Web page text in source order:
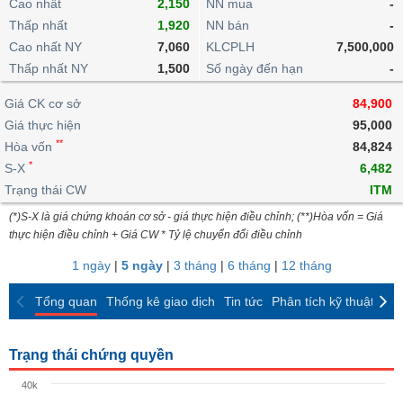
Giao
dịch
nội
bộ
Niên
giám
Tài
liệu
cổ
đông
Định
giá
Nước
ngoài
Tự
doanh
Top
cổ
phiếu
Bản
Thống
giao
dịch
dịch
Chứng
quyền
Tổng
quan
Thống
kê
dịch
Định
Thống
kê
giao
dịch
Tin
tức
tích
kỹ
thuật
Bảng
giá
Bộ
lọc
cổ
phiếu
cổ
Báo
mô
lai
Chứng
quyền
Trái
phiếu
doanh
nghiệp
Đào
Dịch
vụ
Cao nhất
2,150
Thấp nhất
1,920
Cao nhất NY
7,060
Thấp nhất NY
1,500
NN mua
-
NN bán
-
KLCPLH
7,500,000
Số ngày đến hạn
-
Giá CK cơ sở
84,900
Giá thực hiện
95,000
Hòa vốn **
84,824
S-X *
6,482
Trạng thái CW
ITM
(*)S-X là giá chứng khoán cơ sở - giá thực hiện điều chỉnh; (**)Hòa vốn = Giá
thực hiện điều chỉnh + Giá CW * Tỷ lệ chuyển đổi điều chỉnh
1 ngày| 5 ngày| 3 tháng | 6 tháng | 12 tháng
Tổng quan Thống kê giao dịch Tin tức Phân tích kỹ thuật
Trạng thái chứng quyền
40k
BẤT
ĐỘNG
SẢN
TÀI
CHÍNH
HÀNG
HÓA
KINH
TẾ
THẾ